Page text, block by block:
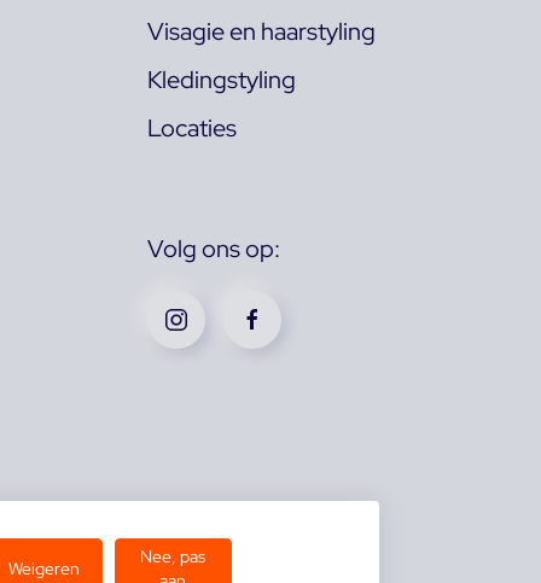
Visagie en haarstyling
Kledingstyling
Locaties
Volg ons op:
Weigeren
Nee, pas